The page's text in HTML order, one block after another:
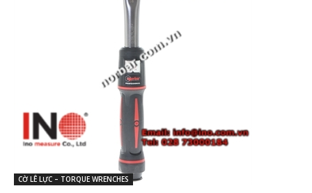
CỜ LÊ LỰC – TORQUE WRENCHES